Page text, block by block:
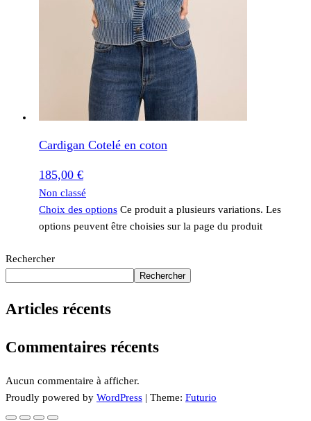
Cardigan Cotelé en coton
185,00 €
Non classé
Choix des options Ce produit a plusieurs variations. Les
options peuvent être choisies sur la page du produit
Rechercher
Rechercher
Articles récents
Commentaires récents
Aucun commentaire à afficher.
Proudly powered by WordPress | Theme: Futurio